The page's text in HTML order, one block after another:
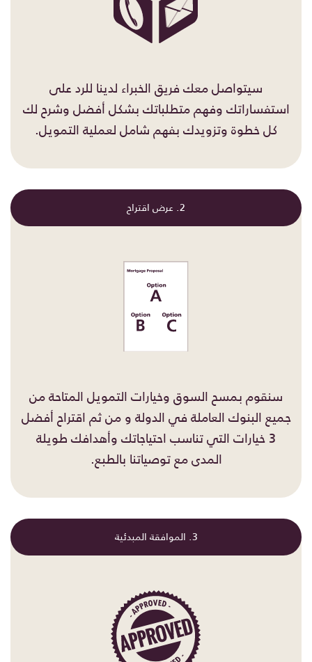
سيتواصل معك فريق الخبراء لدينا للرد على
استفساراتك وفهم متطلباتك بشكل أفضل وشرح لك
كل خطوة وتزويدك بفهم شامل لعملية التمويل.
2. عرض اقتراح
سنقوم بمسح السوق وخيارات التمويل المتاحة من
جميع البنوك العاملة في الدولة و من ثم اقتراح أفضل
3 خيارات التي تناسب احتياجاتك وأهدافك طويلة
المدى مع توصياتنا بالطبع.
3. الموافقة المبدئية